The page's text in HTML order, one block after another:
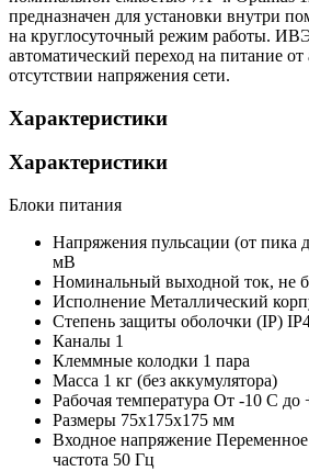
предназначен для установки внутри
на круглосуточный режим работы.
автоматический переход на питание
отсутствии напряжения сети.
Характеристики
Характеристики
Блоки питания
Напряжения пульсации (от пика
мВ
Номинальный выходной ток, не
Исполнение Металлический
Степень защиты оболочки (IP)
Каналы 1
Клеммные колодки 1 пара
Масса 1 кг (без аккумулятора)
Рабочая температура От -10 С до
Размеры 75х175х175 мм
Входное напряжение
частота 50 Гц